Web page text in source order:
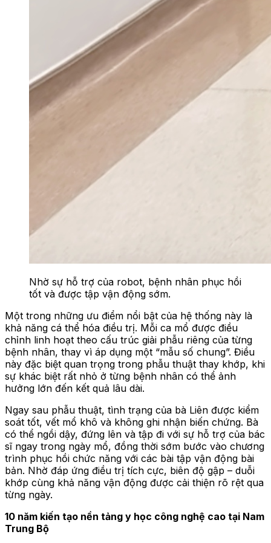
Nhờ sự hỗ trợ của robot, bệnh nhân phục hồi
tốt và được tập vận động sớm.
Một trong những ưu điểm nổi bật của hệ thống này là
khả năng cá thể hóa điều trị. Mỗi ca mổ được điều
chỉnh linh hoạt theo cấu trúc giải phẫu riêng của từng
bệnh nhân, thay vì áp dụng một “mẫu số chung”. Điều
này đặc biệt quan trọng trong phẫu thuật thay khớp, khi
sự khác biệt rất nhỏ ở từng bệnh nhân có thể ảnh
hưởng lớn đến kết quả lâu dài.
Ngay sau phẫu thuật, tình trạng của bà Liên được kiểm
soát tốt, vết mổ khô và không ghi nhận biến chứng. Bà
có thể ngồi dậy, đứng lên và tập đi với sự hỗ trợ của bác
sĩ ngay trong ngày mổ, đồng thời sớm bước vào chương
trình phục hồi chức năng với các bài tập vận động bài
bản. Nhờ đáp ứng điều trị tích cực, biên độ gập – duỗi
khớp cùng khả năng vận động được cải thiện rõ rệt qua
từng ngày.
10 năm kiến tạo nền tảng y học công nghệ cao tại Nam
Trung Bộ